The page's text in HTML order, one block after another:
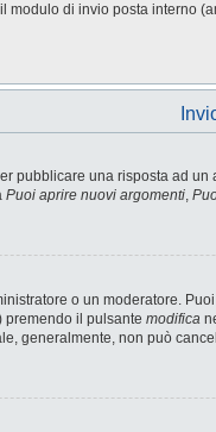
di invio posta interno
pubblicare una risposta ad
Puoi aprire nuovi argomenti,
o un moderatore.
premendo il pulsante modifica
generalmente, non può